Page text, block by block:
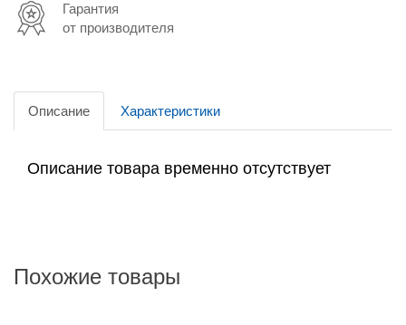
Гарантия
от производителя
Описание Характеристики
Описание товара временно отсутствует
Похожие товары